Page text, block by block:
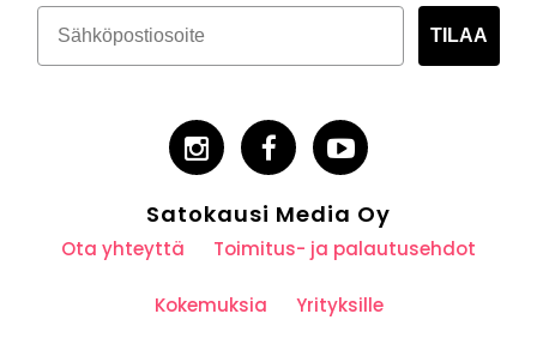
TILAA
Satokausi Media Oy
Ota yhteyttä Toimitus- ja palautusehdot
Kokemuksia Yrityksille